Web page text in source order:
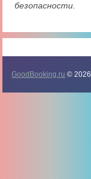
безопасности.
GoodBooking.ru © 2026